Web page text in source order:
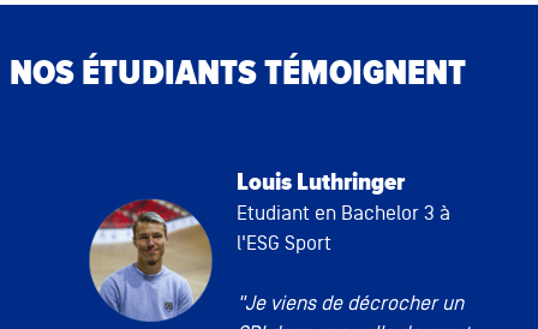
NOS ÉTUDIANTS TÉMOIGNENT
Louis Luthringer
Etudiant en Bachelor 3 à
l'ESG Sport
"Je viens de décrocher un